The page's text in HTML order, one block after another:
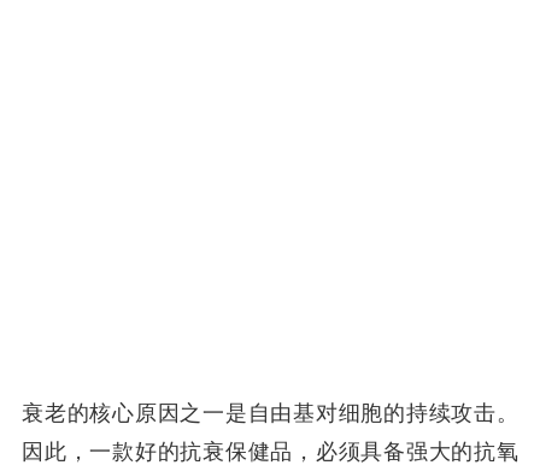
衰老的核心原因之一是自由基对细胞的持续攻击。
因此，一款好的抗衰保健品，必须具备强大的抗氧